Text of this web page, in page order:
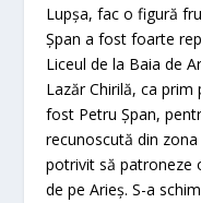
Lupșa, fac o figură
Șpan a fost foarte
Liceul de la Baia de
Lazăr Chirilă, ca
fost Petru Șpan,
recunoscută din
potrivit să patroneze
de pe Arieș. S-a